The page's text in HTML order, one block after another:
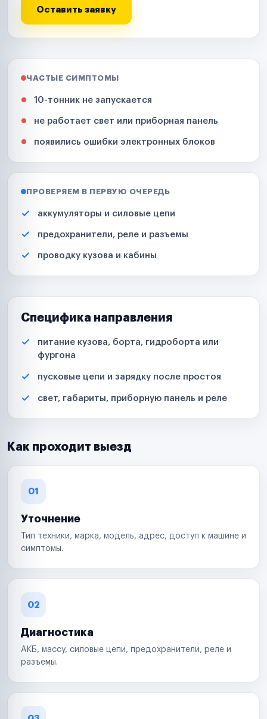
Оставить заявку
ЧАСТЫЕ СИМПТОМЫ
10-тонник не запускается
не работает свет или приборная панель
появились ошибки электронных блоков
ПРОВЕРЯЕМ В ПЕРВУЮ ОЧЕРЕДЬ
аккумуляторы и силовые цепи
предохранители, реле и разъемы
проводку кузова и кабины
Специфика направления
питание кузова, борта, гидроборта или
фургона
пусковые цепи и зарядку после простоя
свет, габариты, приборную панель и реле
Как проходит выезд
01
Уточнение
Тип техники, марка, модель, адрес, доступ к машине и
симптомы.
02
Диагностика
АКБ, массу, силовые цепи, предохранители, реле и
разъемы.